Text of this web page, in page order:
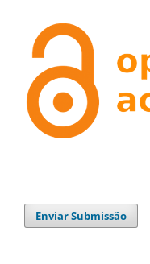
Enviar Submissão